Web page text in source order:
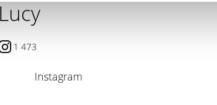
1 473
Instagram